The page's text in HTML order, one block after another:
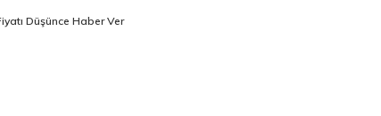
Düşünce Haber Ver